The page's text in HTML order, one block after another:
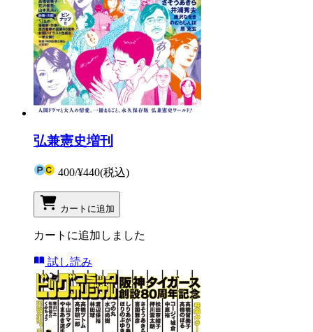
弘兼憲史増刊
400/¥440(税込)
カートに追加
カートに追加しました
試し読み